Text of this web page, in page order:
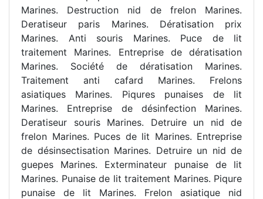
Marines. Destruction nid de frelon Marines.
Deratiseur paris Marines. Dératisation prix
Marines. Anti souris Marines. Puce de lit
traitement Marines. Entreprise de dératisation
Marines. Société de dératisation Marines.
Traitement anti cafard Marines. Frelons
asiatiques Marines. Piqures punaises de lit
Marines. Entreprise de désinfection Marines.
Deratiseur souris Marines. Detruire un nid de
frelon Marines. Puces de lit Marines. Entreprise
de désinsectisation Marines. Detruire un nid de
guepes Marines. Exterminateur punaise de lit
Marines. Punaise de lit traitement Marines. Piqure
punaise de lit Marines. Frelon asiatique nid